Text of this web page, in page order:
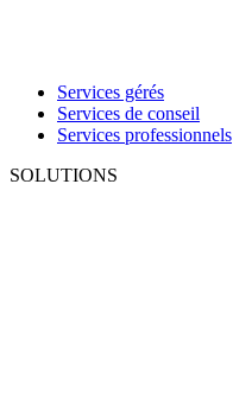
Services gérés
Services de conseil
Services professionnels
SOLUTIONS